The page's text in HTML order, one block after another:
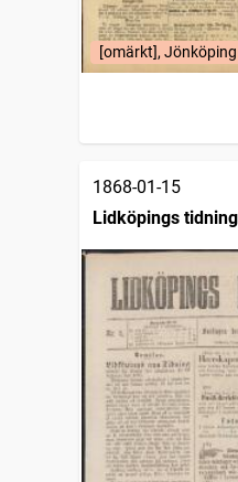
[omärkt], Jönköping
1868-01-15
Lidköpings